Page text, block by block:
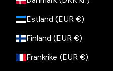
Estland (EUR €)
Finland (EUR €)
Frankrike (EUR €)